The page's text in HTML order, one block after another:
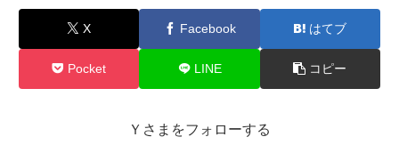
X Facebook はてブ
Pocket LINE コピー
Ｙさまをフォローする